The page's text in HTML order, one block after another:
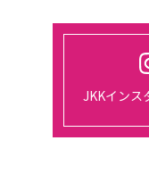
東京、都
2024/01/30
て開催さ
JKKインス